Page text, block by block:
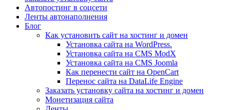
Автопостинг в соцсети
Ленты автонаполнения
Блог
Как установить сайт на хостинг и домен
Установка сайта на WordPress.
Установка сайта на CMS ModX
Установка сайта на CMS Joomla
Как перенести сайт на OpenCart
Перенос сайта на DataLife Engine
Заказать установку сайта на хостинг и домен
Монетизация сайта